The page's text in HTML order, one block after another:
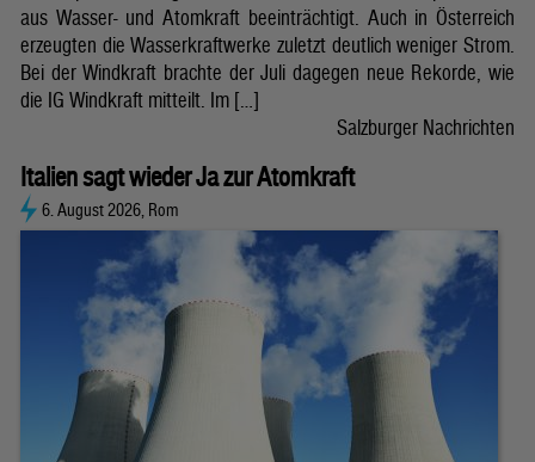
aus Wasser- und Atomkraft beeinträchtigt. Auch in Österreich
erzeugten die Wasserkraftwerke zuletzt deutlich weniger Strom.
Bei der Windkraft brachte der Juli dagegen neue Rekorde, wie
die IG Windkraft mitteilt. Im […]
Salzburger Nachrichten
Italien sagt wieder Ja zur Atomkraft
6. August 2026, Rom